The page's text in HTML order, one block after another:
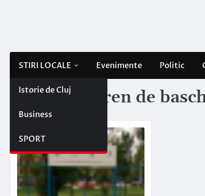
STIRI LOCALE
Istorie de Cluj
Business
SPORT
Evenimente Politic
Etichetă: teren de